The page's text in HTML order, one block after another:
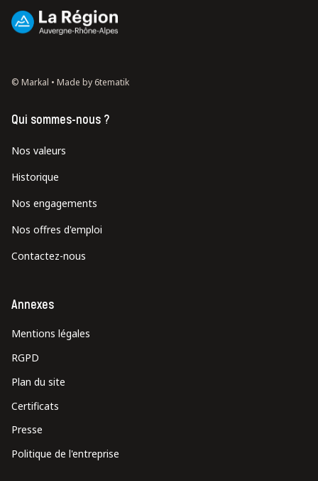
© Markal • Made by 6tematik
Qui sommes-nous ?
Nos valeurs
Historique
Nos engagements
Nos offres d'emploi
Contactez-nous
Annexes
Mentions légales
RGPD
Plan du site
Certificats
Presse
Politique de l'entreprise